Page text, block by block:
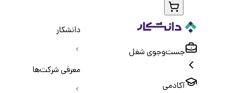
جست‌و‌جوی شغل
آکادمی
دانشکار
معرفی شرکت‌ها